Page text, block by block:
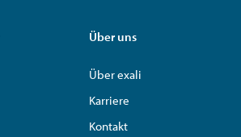
Über uns
Über exali
Karriere
Kontakt